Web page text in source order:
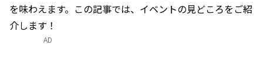
を味わえます。この記事では、イベントの見どころをご紹
介します！
AD